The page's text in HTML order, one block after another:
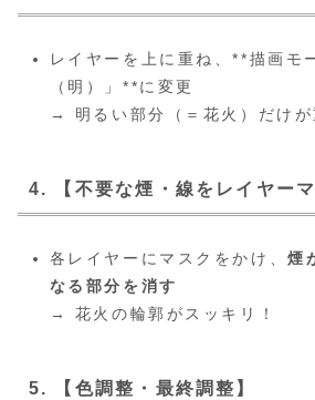
レイヤーを上に重ね、**描画モ
（明）」**に変更
→ 明るい部分（＝花火）だけが
4. 【不要な煙・線をレイヤーマ
各レイヤーにマスクをかけ、煙
なる部分を消す
→ 花火の輪郭がスッキリ！
5. 【色調整・最終調整】